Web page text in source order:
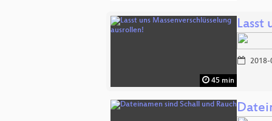
45 min
Lasst